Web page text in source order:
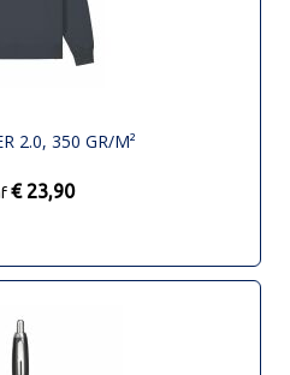
2.0, 350 GR/M²
€ 23,90